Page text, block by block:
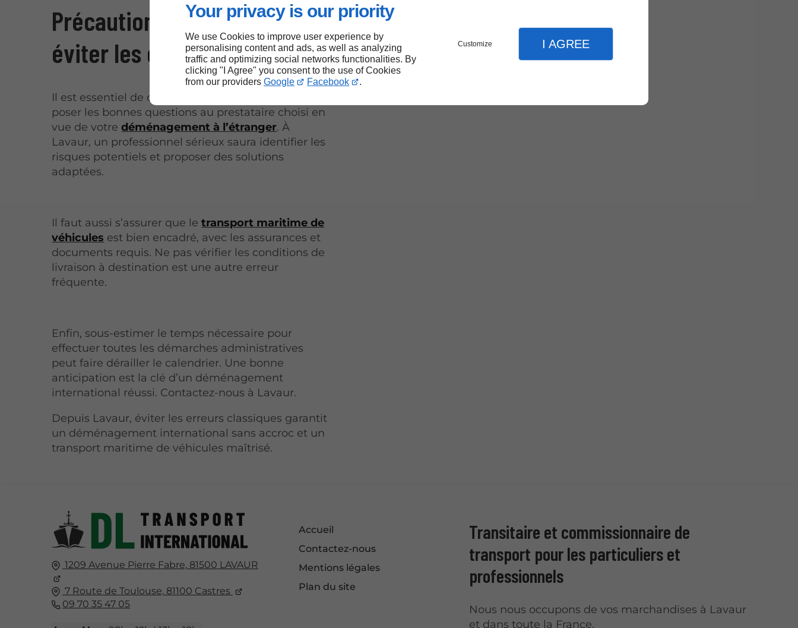
Your privacy is our priority
We use Cookies to improve user experience by
personalising content and ads, as well as analyzing
traffic and optimizing social networks functionalities. By
clicking "I Agree" you consent to the use of Cookies
from our providers Google Facebook .
Customize I AGREE
Précautions à prendre pour
éviter les complications
Il est essentiel de comparer plusieurs devis et de
poser les bonnes questions au prestataire choisi en
vue de votredéménagement à l’étranger. À
Lavaur, un professionnel sérieux saura identifier les
risques potentiels et proposer des solutions
adaptées.
Il faut aussi s’assurer que letransport maritime de
véhicules est bien encadré, avec les assurances et
documents requis. Ne pas vérifier les conditions de
livraison à destination est une autre erreur
fréquente.
Enfin, sous-estimer le temps nécessaire pour
effectuer toutes les démarches administratives
peut faire dérailler le calendrier. Une bonne
anticipation est la clé d’un déménagement
international réussi. Contactez-nous à Lavaur.
Depuis Lavaur, éviter les erreurs classiques garantit
un déménagement international sans accroc et un
transport maritime de véhicules maîtrisé.
1209 Avenue Pierre Fabre, 81500 LAVAUR
7 Route de Toulouse, 81100 Castres
09 70 35 47 05
Accueil
Contactez-nous
Mentions légales
Plan du site
Transitaire et commissionnaire de
transport pour les particuliers et
professionnels
Nous nous occupons de vos marchandises à Lavaur
et dans toute la France.